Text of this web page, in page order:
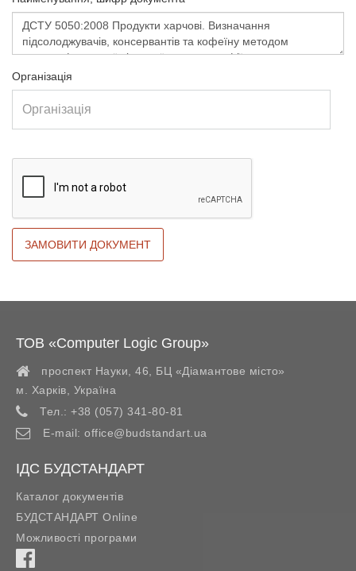
Організація
ТОВ «Computer Logic Group»
проспект Науки, 46, БЦ «Діамантове місто»
м. Харків
Україна
Тел.: +38 (057) 341-80-81
E-mail: office@budstandart.ua
ІДС БУДСТАНДАРТ
Каталог документів
БУДСТАНДАРТ Online
Можливості програми